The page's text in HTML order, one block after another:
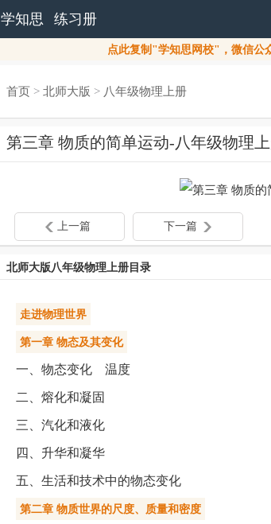
学知思 练习册
点此复制"学知思网校"，微信公
首页> 北师大版 > 八年级物理上册
第三章 物质的简单运动-八年级物理
上一篇 下一篇
北师大版八年级物理上册目录
走进物理世界
第一章 物态及其变化
一、物态变化 温度
二、熔化和凝固
三、汽化和液化
四、升华和凝华
五、生活和技术中的物态变化
第二章 物质世界的尺度、质量和密度